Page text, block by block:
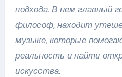
подхода. В нем главный
философ, находит
музыке, которые
реальность и найти
искусства.